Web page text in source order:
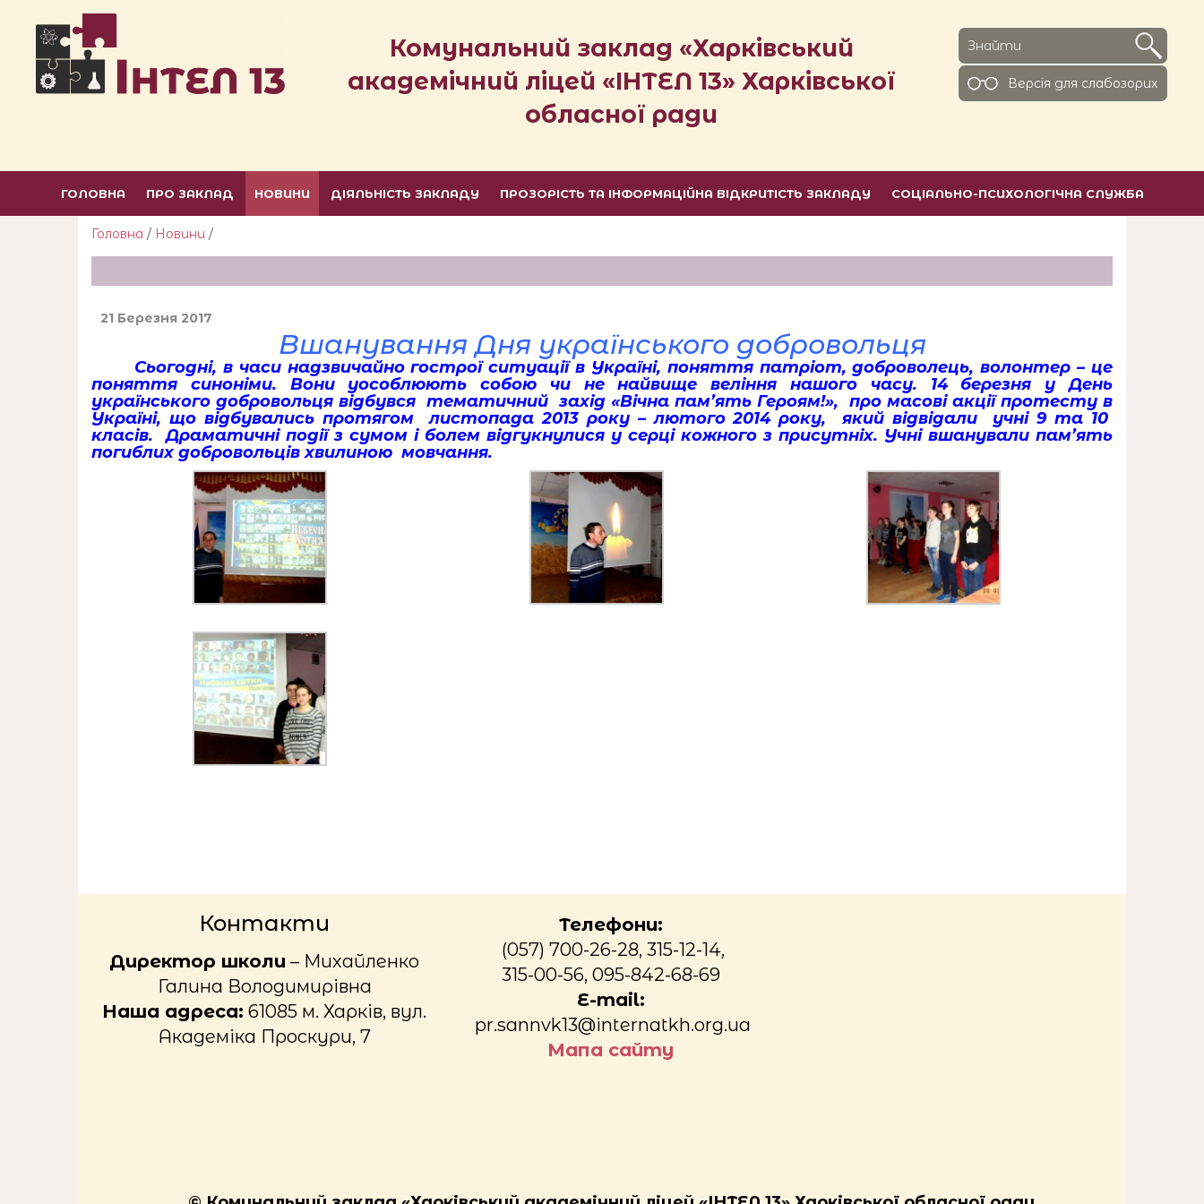
Комунальний заклад «Харківський
академічний ліцей «ІНТЕЛ 13» Харківської
обласної ради
Версiя для слабозорих
ГОЛОВНА ПРО ЗАКЛАД НОВИНИ ДІЯЛЬНІСТЬ ЗАКЛАДУ ПРОЗОРІСТЬ ТА ІНФОРМАЦІЙНА ВІДКРИТІСТЬ ЗАКЛАДУ СОЦІАЛЬНО-ПСИХОЛОГІЧНА СЛУЖБА
Головна / Новини /
21 Березня 2017
Вшанування Дня українського добровольця
Сьогодні, в часи надзвичайно гострої ситуації в Україні, поняття патріот, доброволець, волонтер – це
поняття синоніми. Вони уособлюють собою чи не найвище веління нашого часу. 14 березня у День
українського добровольця відбувся тематичний захід «Вічна пам’ять Героям!», про масові акції протесту в
Україні, що відбувались протягом листопада 2013 року – лютого 2014 року, який відвідали учні 9 та 10
класів. Драматичні події з сумом і болем відгукнулися у серці кожного з присутніх. Учні вшанували пам’ять
погиблих добровольців хвилиною мовчання.
Контакти
Директор школи – Михайленко
Галина Володимирівна
Наша адреса: 61085 м. Харків, вул.
Академіка Проскури, 7
Телефони:
(057) 700-26-28, 315-12-14,
315-00-56, 095-842-68-69
E-mail:
pr.sannvk13@internatkh.org.ua
Мапа сайту